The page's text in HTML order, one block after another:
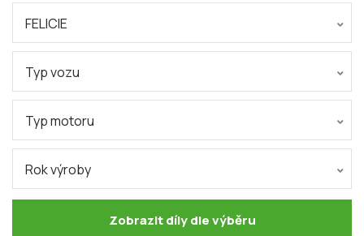
FELICIE
Typ vozu
Typ motoru
Rok výroby
Zobrazit díly dle výběru